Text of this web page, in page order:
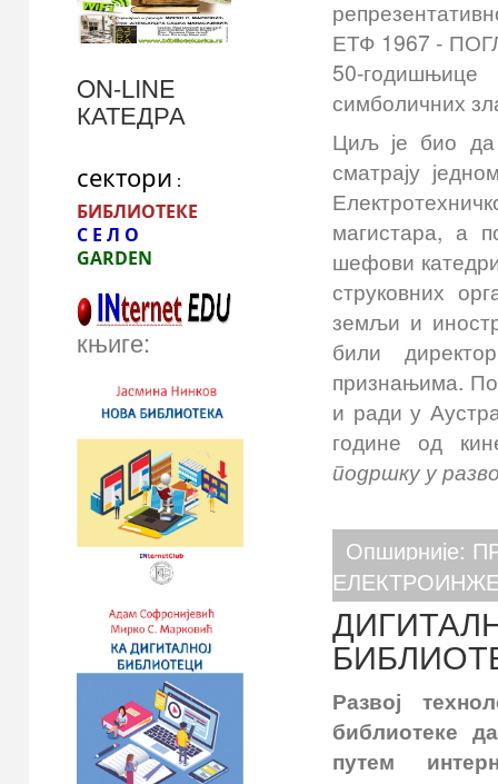
ON-LINE
КАТЕДРА
сектори :
БИБЛИОТЕКЕ
С Е Л О
GARDEN
књиге:
ЕТФ 1967 -
50-
симболичних
Циљ је био да
сматрају
магистара, а
шефови
струковних
земљи и
били
признањима.
и ради у
године од
подршку у
Опширније:
Развој
библиотеке
путем